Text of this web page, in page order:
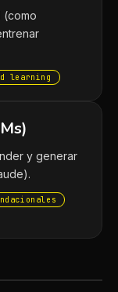
(como
learning
y generar